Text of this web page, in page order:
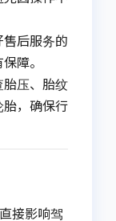
售后服务的
障。
胎压、胎纹
，确保行
接影响驾